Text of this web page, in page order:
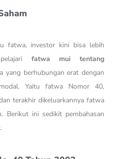
fatwa, investor kini bisa lebih
fatwa mui tentang
yang berhubungan erat dengan
Yaitu fatwa Nomor 40,
terakhir dikeluarkannya fatwa
Berikut ini sedikit pembahasan